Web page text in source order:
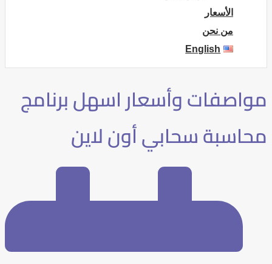
الأسعار
من نحن
English
مواصفات وأسعار اسهل برنامج
محاسبة سحابي أون لاين